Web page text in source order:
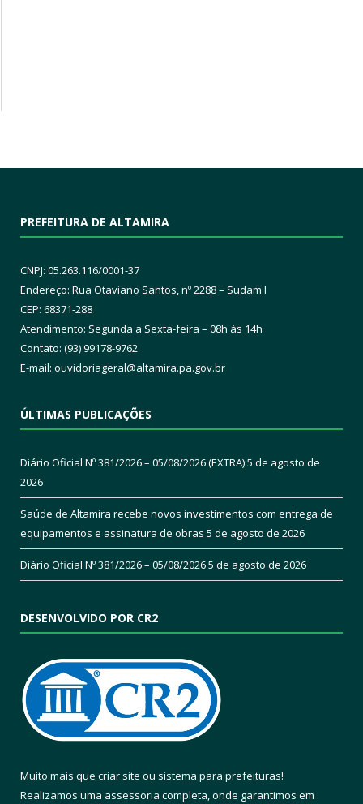
PREFEITURA DE ALTAMIRA
CNPJ: 05.263.116/0001-37
Endereço: Rua Otaviano Santos, nº 2288 – Sudam I
CEP: 68371-288
Atendimento: Segunda a Sexta-feira – 08h às 14h
Contato: (93) 99178-9762
E-mail: ouvidoriageral@altamira.pa.gov.br
ÚLTIMAS PUBLICAÇÕES
Diário Oficial Nº 381/2026 – 05/08/2026 (EXTRA)5 de agosto de
2026
Saúde de Altamira recebe novos investimentos com entrega de
equipamentos e assinatura de obras 5 de agosto de 2026
Diário Oficial Nº 381/2026 – 05/08/20265 de agosto de 2026
DESENVOLVIDO POR CR2
Muito mais que criar site ou sistema para prefeituras!
Realizamos uma assessoria completa, onde garantimos em